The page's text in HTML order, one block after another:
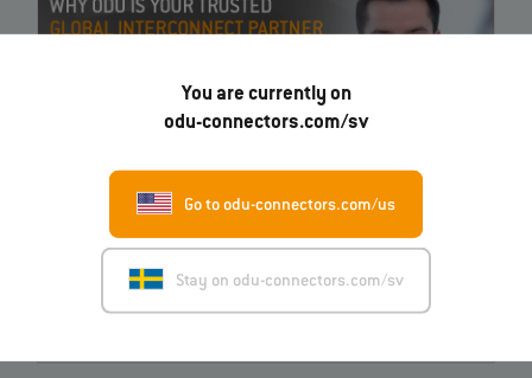
You are currently on
odu-connectors.com/sv
Go to odu-connectors.com/us
Stay on odu-connectors.com/sv
Varför ODU: Hur ditt krav blir en kontakt | EN | 01:21
Har du 81 sekunder över? Följ med oss på en kort resa genom ODU:s
fabriker och få en titt bakom kulisserna. Se hur den första idén
utvecklas till en verklig produkt. Oavsett var i världen du befinner dig